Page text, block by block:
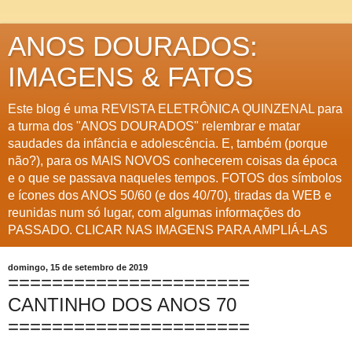
ANOS DOURADOS:
IMAGENS & FATOS
Este blog é uma REVISTA ELETRÔNICA QUINZENAL para
a turma dos "ANOS DOURADOS" relembrar e matar
saudades da infância e adolescência. E, também (porque
não?), para os MAIS NOVOS conhecerem coisas da época
e o que se passava naqueles tempos. FOTOS dos símbolos
e ícones dos ANOS 50/60 (e dos 40/70), tiradas da WEB e
reunidas num só lugar, com algumas informações do
PASSADO. CLICAR NAS IMAGENS PARA AMPLIÁ-LAS
domingo, 15 de setembro de 2019
======================
CANTINHO DOS ANOS 70
======================